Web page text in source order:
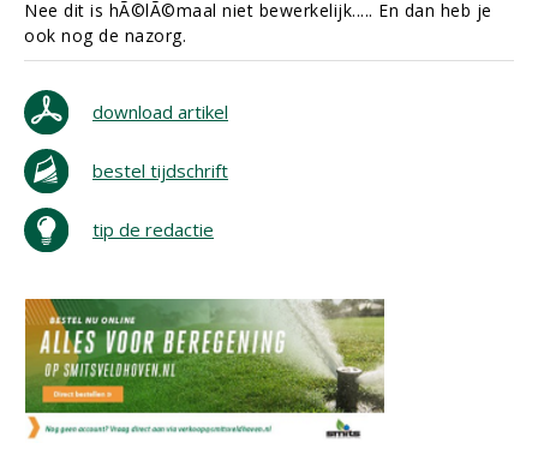
Nee dit is hÃ©lÃ©maal niet bewerkelijk..... En dan heb je
ook nog de nazorg.
download artikel
bestel tijdschrift
tip de redactie